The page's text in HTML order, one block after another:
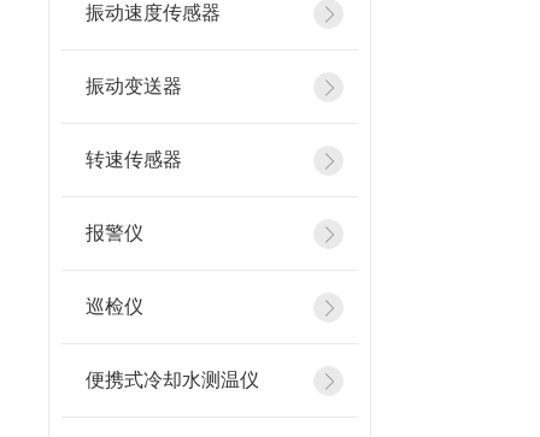
振动速度传感器
振动变送器
转速传感器
报警仪
巡检仪
便携式冷却水测温仪